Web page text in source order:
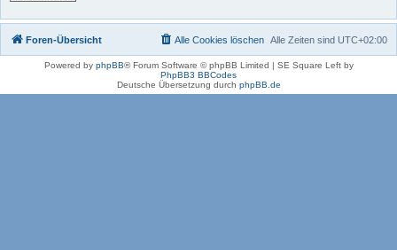
Foren-Übersicht Alle Zeiten sind UTC+02:00
Alle Cookies löschen
Powered by phpBB® Forum Software © phpBB Limited | SE Square Left by
PhpBB3 BBCodes
Deutsche Übersetzung durch phpBB.de